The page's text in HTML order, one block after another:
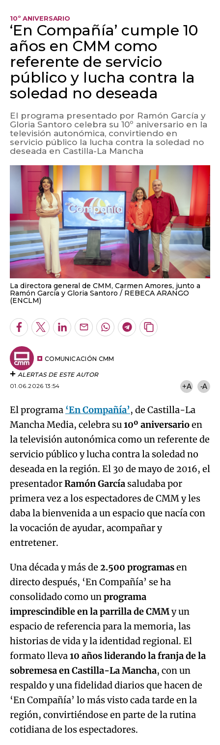
10º ANIVERSARIO
‘En Compañía’ cumple 10
años en CMM como
referente de servicio
público y lucha contra la
soledad no deseada
El programa presentado por Ramón García y
Gloria Santoro celebra su 10º aniversario en la
televisión autonómica, convirtiendo en
servicio público la lucha contra la soledad no
deseada en Castilla-La Mancha
La directora general de CMM, Carmen Amores, junto a
Ramón García y Gloria Santoro
REBECA ARANGO
(ENCLM)
Facebook
TwitterLinkedInEnviarWhatsapp
Telegram
Copiar
COMUNICACIÓN CMM
ALERTAS DE ESTE AUTOR
01.06.2026 13:54
+A -A
El programa ‘En Compañía’, de Castilla-La
Mancha Media, celebra su10º aniversarioen
la televisión autonómica como un referente de
servicio público y lucha contra la soledad no
deseada en la región. El 30 de mayo de 2016, el
presentadorRamón García saludaba por
primera vez a los espectadores de CMM y les
daba la bienvenida a un espacio que nacía con
la vocación de ayudar, acompañar y
entretener.
Una década y más de 2.500 programasen
directo después, ‘En Compañía’ se ha
consolidado como unprograma
imprescindible en la parrilla de CMMy un
espacio de referencia para la memoria, las
historias de vida y la identidad regional. El
formato lleva10 años liderando la franja de la
sobremesa en Castilla-La Mancha, con un
respaldo y una fidelidad diarios que hacen de
‘En Compañía’ lo más visto cada tarde en la
región, convirtiéndose en parte de la rutina
cotidiana de los espectadores.